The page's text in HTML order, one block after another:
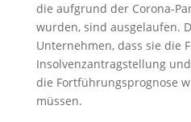
die aufgrund der Corona-
wurden, sind ausgelaufen.
Unternehmen, dass sie die
Insolvenzantragstellung
die Fortführungsprognose
müssen.